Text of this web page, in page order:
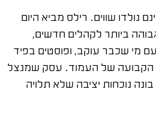
נולדו שווים. רילס מביא היום
ביותר לקהלים חדשים,
מי שכבר עוקב, ופוסטים בפיד
הקבועה של העמוד. עסק שמנצל
נוכחות יציבה שלא תלויה